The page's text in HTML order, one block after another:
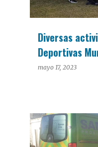
Diversas
Deportivas
mayo 17, 2023
POLICIALES